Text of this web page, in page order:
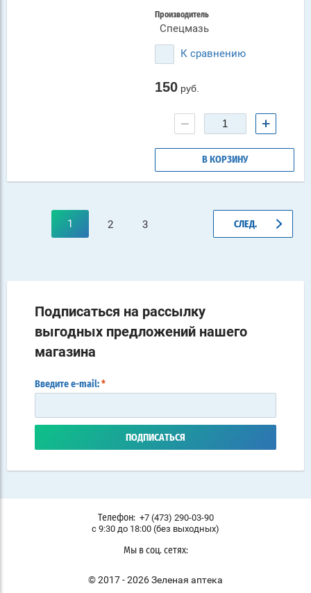
Производитель
Спецмазь
К сравнению
150 руб.
− +
В КОРЗИНУ
1 2 3 СЛЕД.
Подписаться на рассылку
выгодных предложений нашего
магазина
Введите e-mail: *
ПОДПИСАТЬСЯ
Телефон: +7 (473) 290-03-90
с 9:30 до 18:00 (без выходных)
Мы в соц. сетях:
© 2017 - 2026 Зеленая аптека